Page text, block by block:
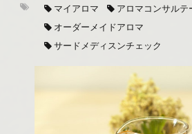
マイアロマ
アロマコンサルテ
オーダーメイドアロマ
サードメディスンチェック